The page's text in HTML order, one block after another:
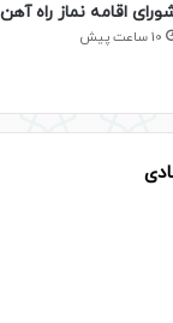
اقامه نماز راه
10 ساعت پیش